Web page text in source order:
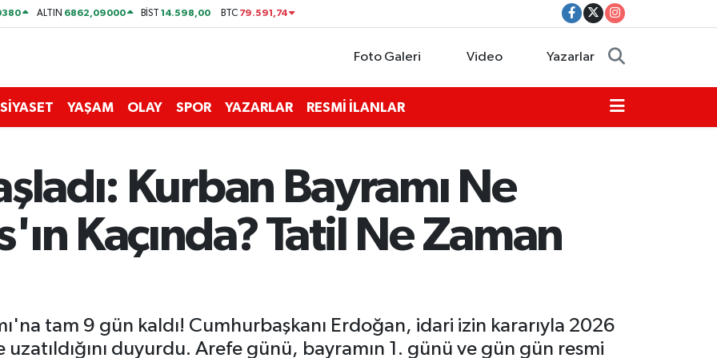
ALTIN 6862,09000 BİST14.598,00 BTC 79.591,74
Foto Galeri Video Yazarlar
SİYASET YAŞAM OLAY SPOR YAZARLAR RESMİ İLANLAR
Kurban Bayramı Ne
Kaçında? Tatil Ne Zaman
tam 9 gün kaldı! Cumhurbaşkanı Erdoğan, idari izin kararıyla 2026
duyurdu. Arefe günü, bayramın 1. günü ve gün gün resmi